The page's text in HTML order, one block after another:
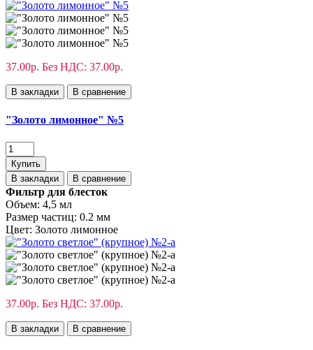
37.00р. Без НДС: 37.00р.
В закладки В сравнение
"Золото лимонное" №5
Купить
В закладки
В сравнение
Фильтр для блесток
Объем: 4,5 мл
Размер частиц: 0.2 мм
Цвет: Золото лимонное
37.00р. Без НДС: 37.00р.
В закладки В сравнение